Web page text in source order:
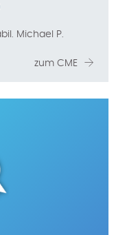
Michael P.
zum CME